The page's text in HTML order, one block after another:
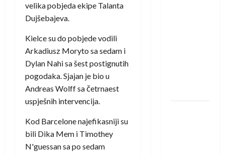
velika pobjeda ekipe Talanta
Dujšebajeva.
Kielce su do pobjede vodili
Arkadiusz Moryto sa sedam i
Dylan Nahi sa šest postignutih
pogodaka. Sjajan je bio u
Andreas Wolff sa četrnaest
uspješnih intervencija.
Kod Barcelone najefikasniji su
bili Dika Mem i Timothey
N'guessan sa po sedam